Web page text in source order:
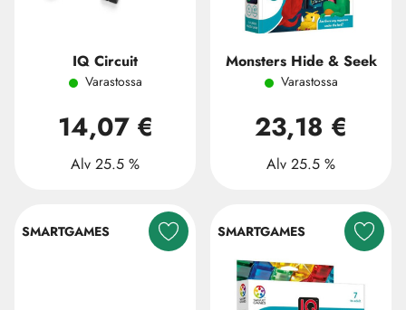
IQ Circuit
Varastossa
14,07 €
Alv 25.5 %
Monsters Hide & Seek
Varastossa
23,18 €
Alv 25.5 %
SMARTGAMES SMARTGAMES